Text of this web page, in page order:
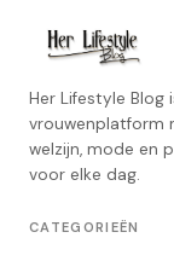
Her Lifestyle Blog
vrouwenplatform
welzijn, mode en
voor elke dag.
CATEGORIEËN